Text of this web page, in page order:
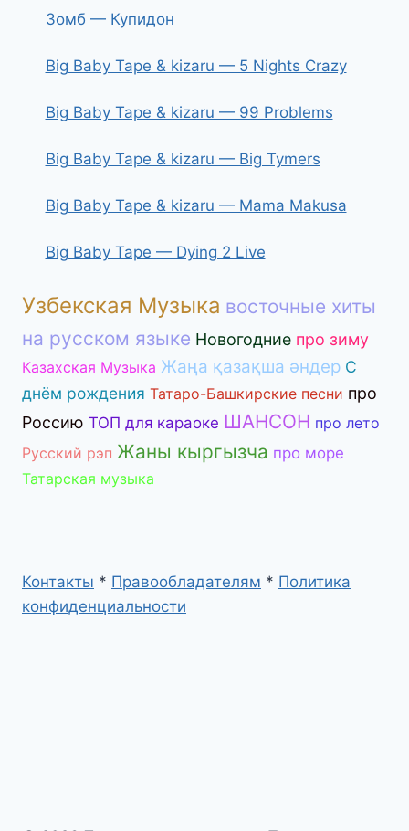
Зомб — Купидон
Big Baby Tape & kizaru — 5 Nights Crazy
Big Baby Tape & kizaru — 99 Problems
Big Baby Tape & kizaru — Big Tymers
Big Baby Tape & kizaru — Mama Makusa
Big Baby Tape — Dying 2 Live
Узбекская Музыка восточные хиты
на русском языке Новогодние про зиму
Казахская Музыка Жаңа қазақша әндер С
днём рождения Татаро-Башкирские песни про
Россию ТОП для караоке ШАНСОН про лето
Русский рэп Жаны кыргызча про море
Татарская музыка
Контакты * Правообладателям * Политика
конфиденциальности